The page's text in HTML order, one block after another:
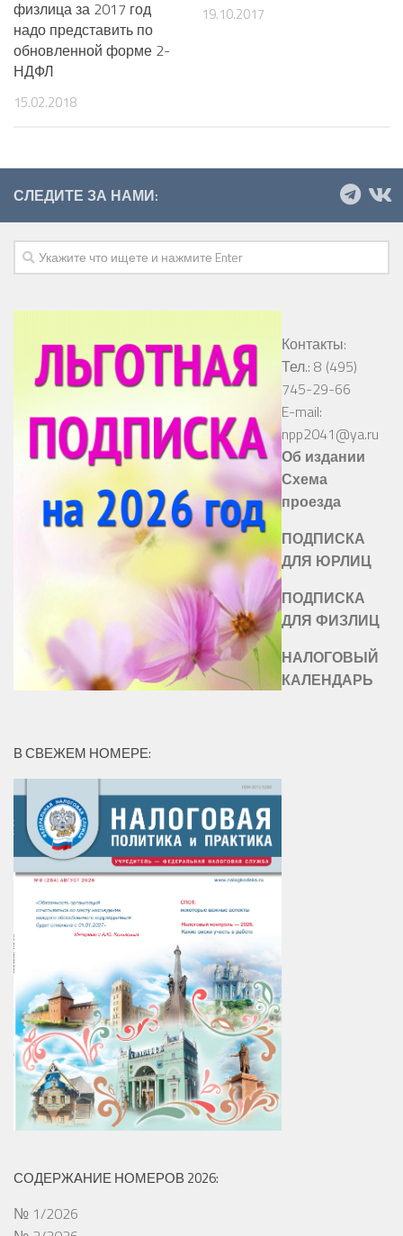
физлица за 2017 год
надо представить по
обновленной форме 2-
НДФЛ
15.02.2018
19.10.2017
СЛЕДИТЕ ЗА НАМИ:
Контакты:
Тел.: 8 (495)
745-29-66
E-mail:
npp2041@ya.ru
Об издании
Схема
проезда
ПОДПИСКА
ДЛЯ ЮРЛИЦ
ПОДПИСКА
ДЛЯ ФИЗЛИЦ
НАЛОГОВЫЙ
КАЛЕНДАРЬ
В СВЕЖЕМ НОМЕРЕ:
СОДЕРЖАНИЕ НОМЕРОВ 2026:
№ 1/2026